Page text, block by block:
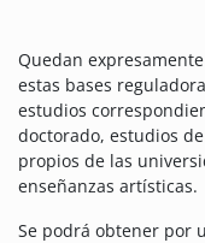
Quedan
estas bases
estudios
doctorado, estudios
propios de las
enseñanzas artísticas.
Se podrá obtener por